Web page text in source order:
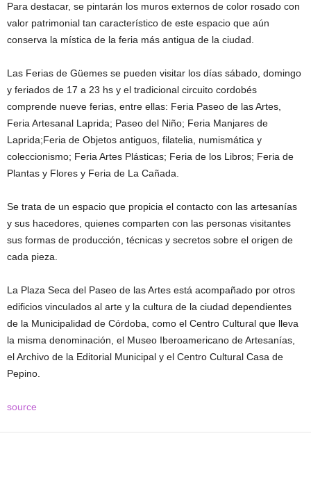
Para destacar, se pintarán los muros externos de color rosado con
valor patrimonial tan característico de este espacio que aún
conserva la mística de la feria más antigua de la ciudad.
Las Ferias de Güemes se pueden visitar los días sábado, domingo
y feriados de 17 a 23 hs y el tradicional circuito cordobés
comprende nueve ferias, entre ellas: Feria Paseo de las Artes,
Feria Artesanal Laprida; Paseo del Niño; Feria Manjares de
Laprida;Feria de Objetos antiguos, filatelia, numismática y
coleccionismo; Feria Artes Plásticas; Feria de los Libros; Feria de
Plantas y Flores y Feria de La Cañada.
Se trata de un espacio que propicia el contacto con las artesanías
y sus hacedores, quienes comparten con las personas visitantes
sus formas de producción, técnicas y secretos sobre el origen de
cada pieza.
La Plaza Seca del Paseo de las Artes está acompañado por otros
edificios vinculados al arte y la cultura de la ciudad dependientes
de la Municipalidad de Córdoba, como el Centro Cultural que lleva
la misma denominación, el Museo Iberoamericano de Artesanías,
el Archivo de la Editorial Municipal y el Centro Cultural Casa de
Pepino.
source